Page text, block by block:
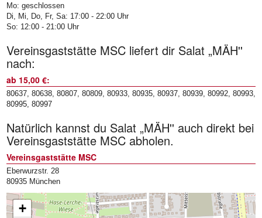
Mo: geschlossen
Di, Mi, Do, Fr, Sa: 17:00 - 22:00 Uhr
So: 12:00 - 21:00 Uhr
Vereinsgaststätte MSC liefert dir Salat „MÄH''
nach:
ab 15,00 €:
80637, 80638, 80807, 80809, 80933, 80935, 80937, 80939, 80992, 80993,
80995, 80997
Natürlich kannst du Salat „MÄH'' auch direkt bei
Vereinsgaststätte MSC abholen.
Vereinsgaststätte MSC
Eberwurzstr. 28
80935 München
+